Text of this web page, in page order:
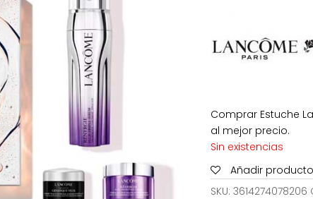
Comprar Estuche
al mejor precio.
Sin existencias
Añadir
SKU: 3614274078206